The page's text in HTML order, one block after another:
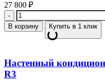
27 800 ₽
Количество
В корзину Купить в 1 клик
Настенный
R3